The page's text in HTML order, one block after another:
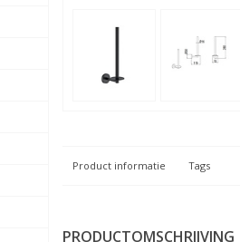
Product informatie Tags
PRODUCTOMSCHRIJVING